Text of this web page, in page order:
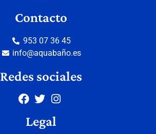
Contacto
953 07 36 45
info@aquabaño.es
Redes sociales
Legal